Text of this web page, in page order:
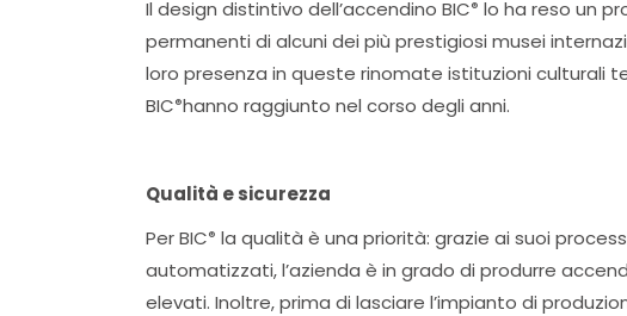
Il design distintivo dell’accendino BIC® lo ha reso un
permanenti di alcuni dei più prestigiosi musei
loro presenza in queste rinomate istituzioni culturali
BIC®hanno raggiunto nel corso degli anni.
Qualità e sicurezza
Per BIC® la qualità è una priorità: grazie ai suoi
automatizzati, l’azienda è in grado di produrre
elevati. Inoltre, prima di lasciare l’impianto di